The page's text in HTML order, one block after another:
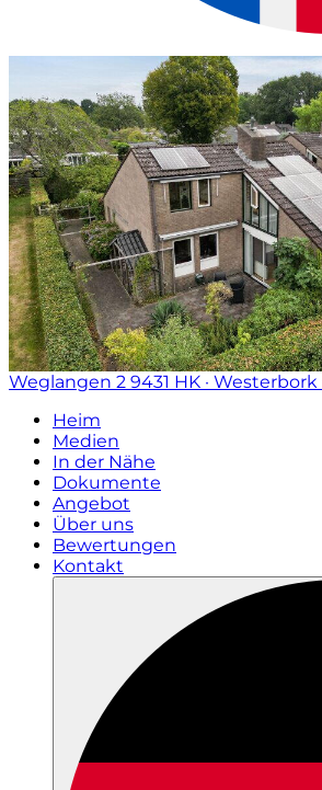
Weglangen 2 9431 HK · Westerbork
Heim
Medien
In der Nähe
Dokumente
Angebot
Über uns
Bewertungen
Kontakt